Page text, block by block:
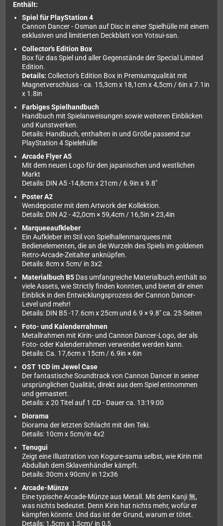
Enthält:
Spiel für PlayStation 4
Cannon Dancer - Osman auf Disc in einer Spielhülle mit einem
exklusiven und limitierten Deckblatt von Yotsui-san.
Collector's Edition Box
Box für das Spiel und aller Gegenstände der Special Limited
Edition.
Details: Collector's Edition Box in Premiumqualität mit
Magnetverschluss - ca. 15,3cm x 18,1cm x 4,5cm / 6in x 7.1in
x 1.8in
Farbiges Spielhandbuch
Handbuch mit Spielanweisungen sowie weiteren Einblicken
und Kunstwerken.
Details: Handbuch, enthalten in und Größe passend zur
PlayStation 4 Spielehülle
Arcade Flyer A5
Mit dem neuen Logo für den japanischen und westlichen
Markt
Details: DIN A5 -14,8cm x 21cm / 6.9in x 9.8"
Poster A2
Wendeposter mit dem Artwork der Kollektion.
Details: DIN A2 - 42,0cm × 59,4cm / 16,5in × 23,4in
Marqueeaufkleber
Ein Aufkleber im Stil von Spielhallenmarquees mit
Bedienelementen, die an die Wurzeln des Spiels im goldenen
Retro-Arcade-Zeitalter anknüpfen.
Details: 8cm x 5cm/ in 3x2
Materialbuch B5 Das umfangreiche Materialbuch enthält so
viele Assets, wie Strictly finden konnten, und bietet dir einen
Einblick in den Entwicklungsprozess der Cannon Dancer-
Level und mehr!
Details: DIN B5 -17.6cm x 25cm und 6.9 × 9.8" ca. 25 Seiten
Foto- und Kalenderrahmen
Metallrahmen mit Kirin- und Cannon Dancer-Logo, der als
Foto- oder Kalenderrahmen verwendet werden kann.
Details: Ca. 17,6cm x 15cm / 6.9in × 6in
OST 1CD im Jewel Case
Der fantastische Soundtrack von Cannon Dancer in seiner
ursprünglichen Qualität, direkt aus dem Spiel entnommen
und gemastert.
Details: x 20 Titel auf 1 CD - Dauer ca. 13:19:00
Diorama
Diorama der letzten Schlacht mit den Teki.
Details: 10cm x 5cm/in 4x2
Tenugui
Zeigt eine Illustration von Kogure-sama selbst, wie Kirin mit
Abdullah dem Sklavenhändler kämpft.
Details: 30cm x 90cm/ in 12x36
Arcade-Münze
Eine typische Arcade-Münze aus Metall. Mit dem Kanji 無,
was nichts bedeutet. Denn Kirin hat nichts mehr, wofür er
kämpfen könnte. Und das ist der Grund, warum er tötet.
Details: 1,5cm x 1,5cm/ in 0,5